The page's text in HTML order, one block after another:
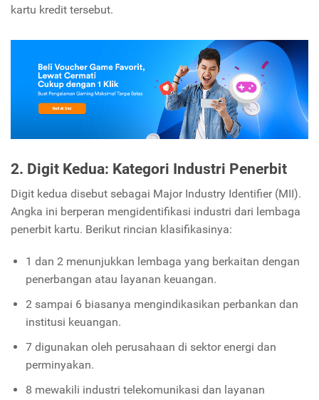
kartu kredit tersebut.
2. Digit Kedua: Kategori Industri Penerbit
Digit kedua disebut sebagai Major Industry Identifier (MII).
Angka ini berperan mengidentifikasi industri dari lembaga
penerbit kartu. Berikut rincian klasifikasinya:
1 dan 2 menunjukkan lembaga yang berkaitan dengan
penerbangan atau layanan keuangan.
2 sampai 6 biasanya mengindikasikan perbankan dan
institusi keuangan.
7 digunakan oleh perusahaan di sektor energi dan
perminyakan.
8 mewakili industri telekomunikasi dan layanan